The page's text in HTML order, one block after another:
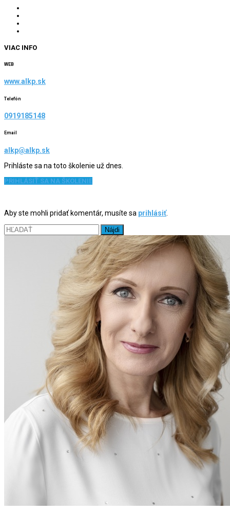
VIAC INFO
WEB
www.alkp.sk
Telefón
0919185148
Email
alkp@alkp.sk
Prihláste sa na toto školenie už dnes.
PRIHLÁSIŤ SA NA ŠKOLENIE
Aby ste mohli pridať komentár, musíte sa prihlásiť.
Hľadať: